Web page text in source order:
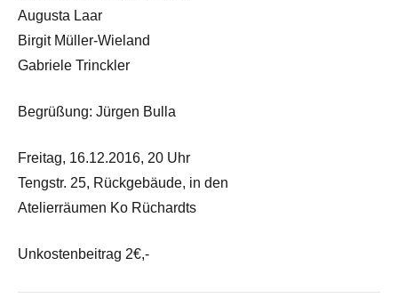
Augusta Laar
Birgit Müller-Wieland
Gabriele Trinckler
Begrüßung: Jürgen Bulla
Freitag, 16.12.2016, 20 Uhr
Tengstr. 25, Rückgebäude, in den
Atelierräumen Ko Rüchardts
Unkostenbeitrag 2€,-